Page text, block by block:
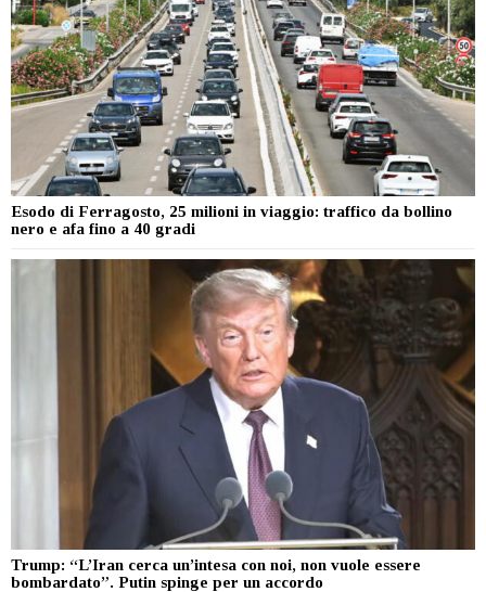
Esodo di Ferragosto, 25 milioni in viaggio: traffico da bollino
nero e afa fino a 40 gradi
Trump: “L’Iran cerca un’intesa con noi, non vuole essere
bombardato”. Putin spinge per un accordo